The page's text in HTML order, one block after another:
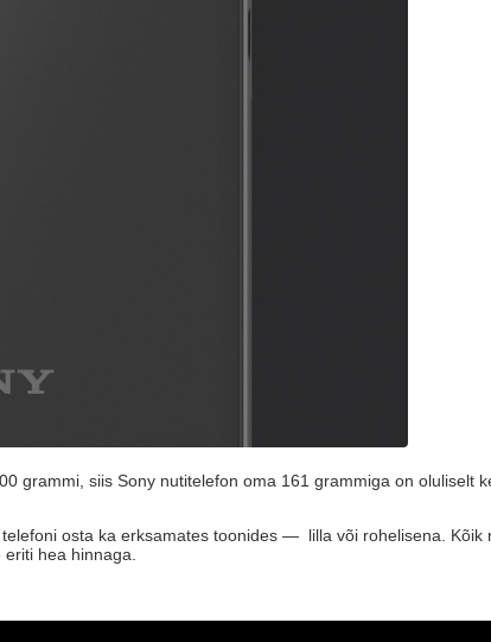
grammi, siis Sony nutitelefon oma 161 grammiga on oluliselt
osta ka erksamates toonides — lilla või rohelisena.
hea hinnaga.